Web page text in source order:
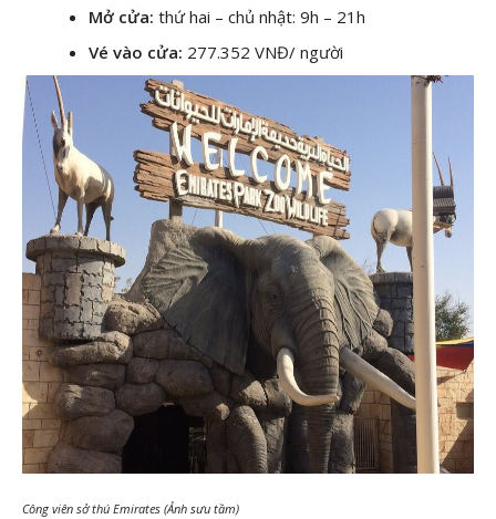
Mở cửa: thứ hai – chủ nhật: 9h – 21h
Vé vào cửa: 277.352 VNĐ/ người
Công viên sở thú Emirates (Ảnh sưu tầm)